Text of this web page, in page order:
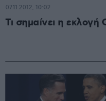
Τι σημαίνει η
07.11.2012, 10:02